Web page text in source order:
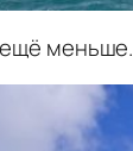
меньше.